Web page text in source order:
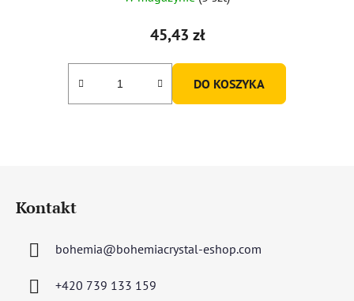
45,43 zł
DO KOSZYKA
Kontakt
bohemia@bohemiacrystal-eshop.com
+420 739 133 159